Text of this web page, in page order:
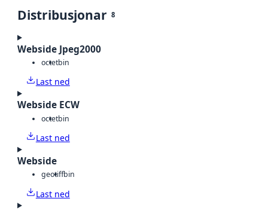
Distribusjonar 8
Webside Jpeg2000
octetbin
Last ned
Webside ECW
octetbin
Last ned
Webside
geotiffbin
Last ned